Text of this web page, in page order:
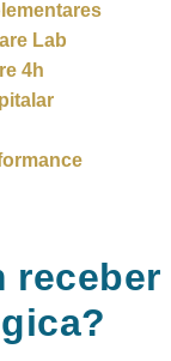
Lab
4h
receber